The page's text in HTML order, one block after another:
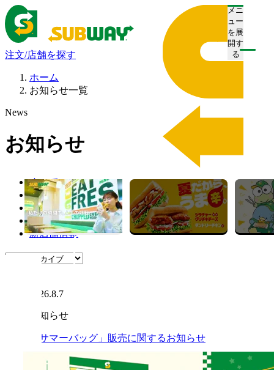
メニ
ュー
を展
開す
る
注文/店舗を探す
ホーム
お知らせ一覧
News
お知らせ
すべて
プレスリリース
お知らせ
キャンペーン
新店舗情報
2026.8.7
お知らせ
「サマーバッグ」販売に関するお知らせ
2026.8.7